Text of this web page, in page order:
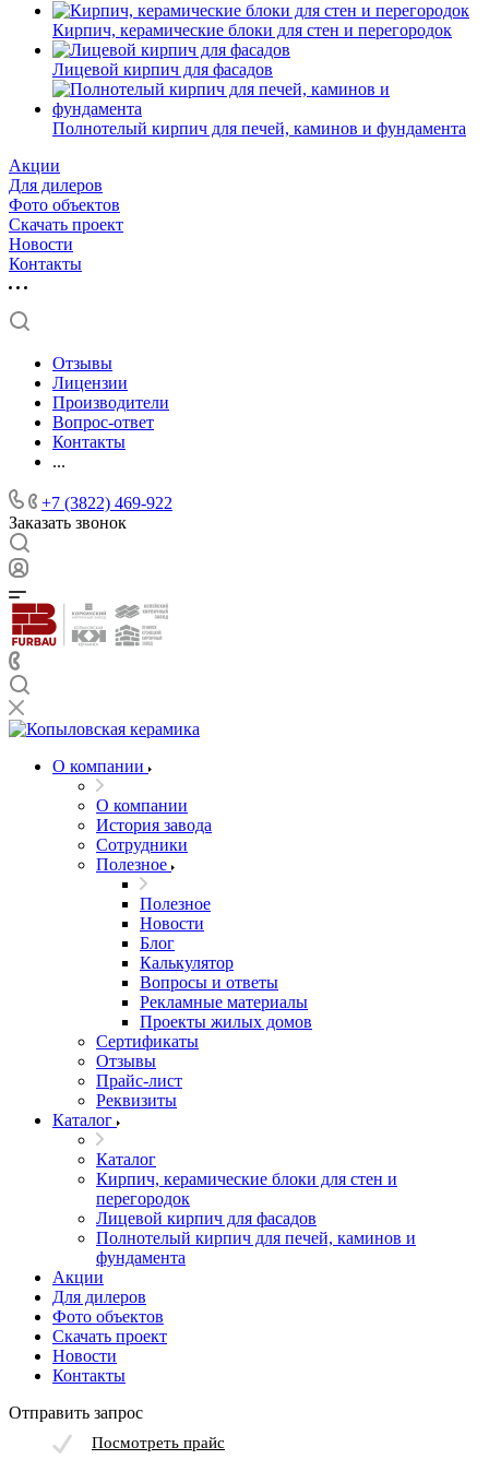
Кирпич, керамические блоки для стен и перегородок
Лицевой кирпич для фасадов
Полнотелый кирпич для печей, каминов и фундамента
Акции
Для дилеров
Фото объектов
Скачать проект
Новости
Контакты
Отзывы
Лицензии
Производители
Вопрос-ответ
Контакты
...
+7 (3822) 469-922
Заказать звонок
О компании
О компании
История завода
Сотрудники
Полезное
Полезное
Новости
Блог
Калькулятор
Вопросы и ответы
Рекламные материалы
Проекты жилых домов
Сертификаты
Отзывы
Прайс-лист
Реквизиты
Каталог
Каталог
Кирпич, керамические блоки для стен и
перегородок
Лицевой кирпич для фасадов
Полнотелый кирпич для печей, каминов и
фундамента
Акции
Для дилеров
Фото объектов
Скачать проект
Новости
Контакты
Отправить запрос
Посмотреть прайс